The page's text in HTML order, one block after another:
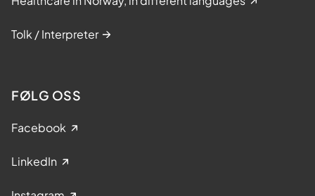
Tolk / Interpreter
FØLG OSS
Facebook
LinkedIn